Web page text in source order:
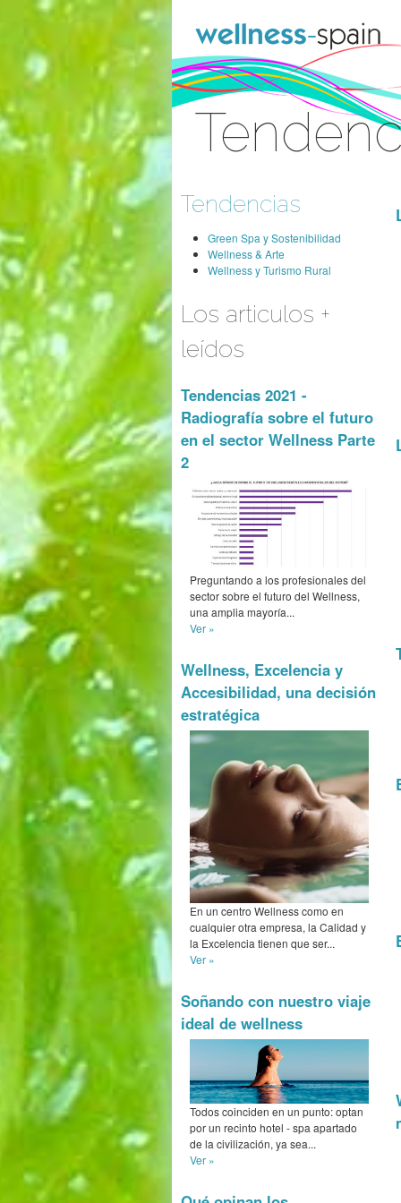
Tendencias
Green Spa y Sostenibilidad
Wellness & Arte
Wellness y Turismo Rural
Los articulos +
leídos
Tendencias 2021 -
Radiografía sobre el futuro
en el sector Wellness Parte
2
Preguntando a los profesionales del
sector sobre el futuro del Wellness,
una amplia mayoría...
Ver »
Wellness, Excelencia y
Accesibilidad, una decisión
estratégica
En un centro Wellness como en
cualquier otra empresa, la Calidad y
la Excelencia tienen que ser...
Ver »
Soñando con nuestro viaje
ideal de wellness
Todos coinciden en un punto: optan
por un recinto hotel - spa apartado
de la civilización, ya sea...
Ver »